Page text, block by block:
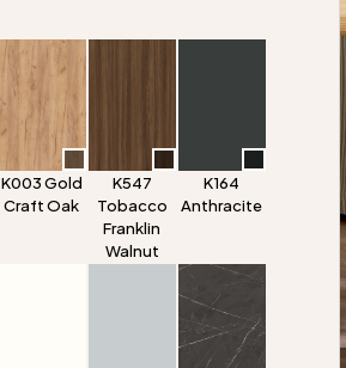
K003 Gold
Craft Oak
K547
Tobacco
Franklin
Walnut
K164
Anthracite